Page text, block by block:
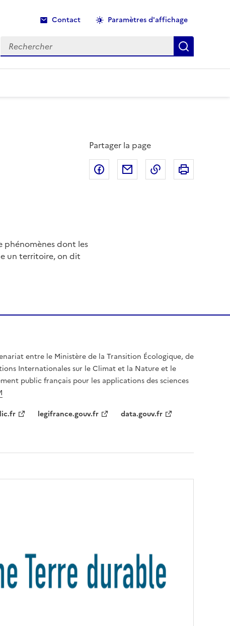
Contact Paramètres d'affichage
Rechercher
Recherche
Partager la page
Partager sur Facebook
Partager par email
Copier dans le
phénomènes dont les
un territoire, on dit
entre le Ministère de la Transition Écologique, de
Internationales sur le Climat et la Nature et le
public français pour les applications des sciences
legifrance.gouv.fr data.gouv.fr